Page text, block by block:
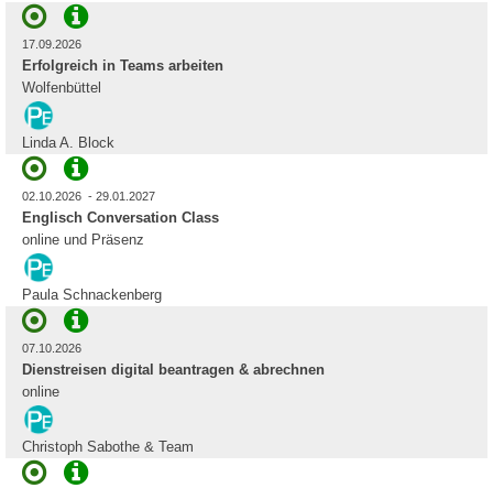
17.09.2026
Erfolgreich in Teams arbeiten
Wolfenbüttel
Linda A. Block
02.10.2026 - 29.01.2027
Englisch Conversation Class
online und Präsenz
Paula Schnackenberg
07.10.2026
Dienstreisen digital beantragen & abrechnen
online
Christoph Sabothe & Team